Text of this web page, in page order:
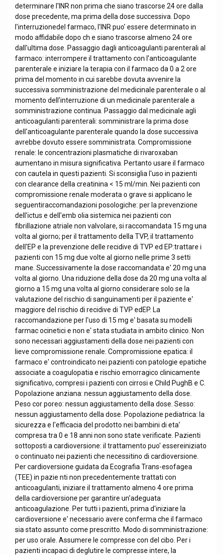
determinare l'INR non prima che siano trascorse 24 ore dalla
dose precedente, ma prima della dose successiva. Dopo
l'interruzionedel farmaco, l'INR puo' essere determinato in
modo affidabile dopo ch e siano trascorse almeno 24 ore
dall'ultima dose. Passaggio dagli anticoagulanti parenterali al
farmaco: interrompere il trattamento con l'anticoagulante
parenterale e iniziare la terapia con il farmaco da 0 a 2 ore
prima del momento in cui sarebbe dovuta avvenire la
successiva somministrazione del medicinale parenterale o al
momento dell'interruzione di un medicinale parenterale a
somministrazione continua. Passaggio dal medicinale agli
anticoagulanti parenterali: somministrare la prima dose
dell'anticoagulante parenterale quando la dose successiva
avrebbe dovuto essere somministrata. Compromissione
renale: le concentrazioni plasmatiche di rivaroxaban
aumentano in misura significativa. Pertanto usare il farmaco
con cautela in questi pazienti. Si sconsiglia l'uso in pazienti
con clearance della creatinina < 15 ml/min. Nei pazienti con
compromissione renale moderata o grave si applicano le
seguentiraccomandazioni posologiche: per la prevenzione
dell'ictus e dell'emb olia sistemica nei pazienti con
fibrillazione atriale non valvolare, si raccomandata 15 mg una
volta al giorno; per il trattamento della TVP, il trattamento
dell'EP e la prevenzione delle recidive di TVP ed EP:trattare i
pazienti con 15 mg due volte al giorno nelle prime 3 setti
mane. Successivamente la dose raccomandata e' 20 mg una
volta al giorno. Una riduzione della dose da 20 mg una volta al
giorno a 15 mg una volta al giorno considerare solo se la
valutazione del rischio di sanguinamenti per il paziente e'
maggiore del rischio di recidive di TVP edEP. La
raccomandazione per l'uso di 15 mg e' basata su modelli
farmac ocinetici e non e' stata studiata in ambito clinico. Non
sono necessari aggiustamenti della dose nei pazienti con
lieve compromissione renale. Compromissione epatica: il
farmaco e' controindicato nei pazienti con patologie epatiche
associate a coagulopatia e rischio emorragico clinicamente
significativo, compresi i pazienti con cirrosi e Child PughB e C.
Popolazione anziana: nessun aggiustamento della dose.
Peso cor poreo: nessun aggiustamento della dose. Sesso:
nessun aggiustamento della dose. Popolazione pediatrica: la
sicurezza e l'efficacia del prodotto nei bambini di eta'
compresa tra 0 e 18 anni non sono state verificate. Pazienti
sottoposti a cardioversione: il trattamento puo' essereiniziato
o continuato nei pazienti che necessitino di cardioversione.
Per cardioversione guidata da Ecografia Trans-esofagea
(TEE) in pazie nti non precedentemente trattati con
anticoagulanti, iniziare il trattamento almeno 4 ore prima
della cardioversione per garantire un'adeguata
anticoagulazione. Per tutti i pazienti, prima d'iniziare la
cardioversione e' necessario avere conferma che il farmaco
sia stato assunto come prescritto. Modo di somministrazione:
per uso orale. Assumere le compresse con del cibo. Per i
pazienti incapaci di deglutire le compresse intere, la